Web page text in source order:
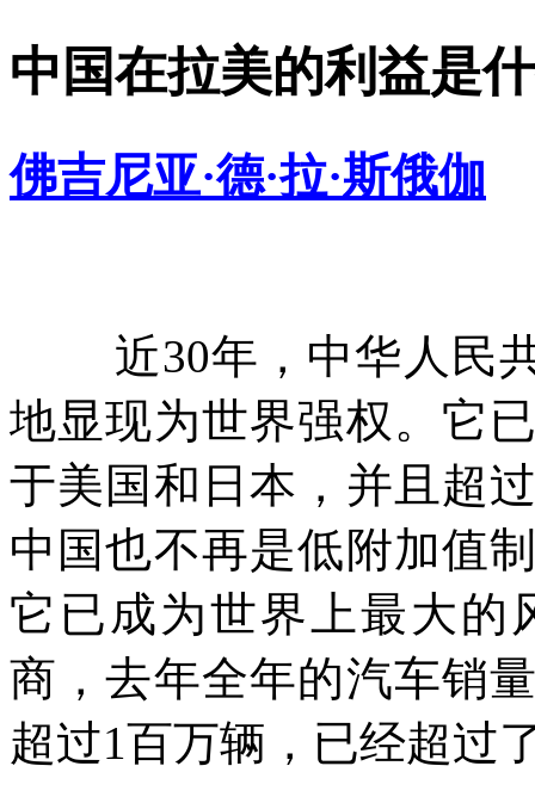
中国在拉美的利益是
佛吉尼亚·德·拉·斯俄伽
近30年，中华人民
地显现为世界强权。它
于美国和日本，并且超
中国也不再是低附加值
它已成为世界上最大的
商，去年全年的汽车销
超过1百万辆，已经超过